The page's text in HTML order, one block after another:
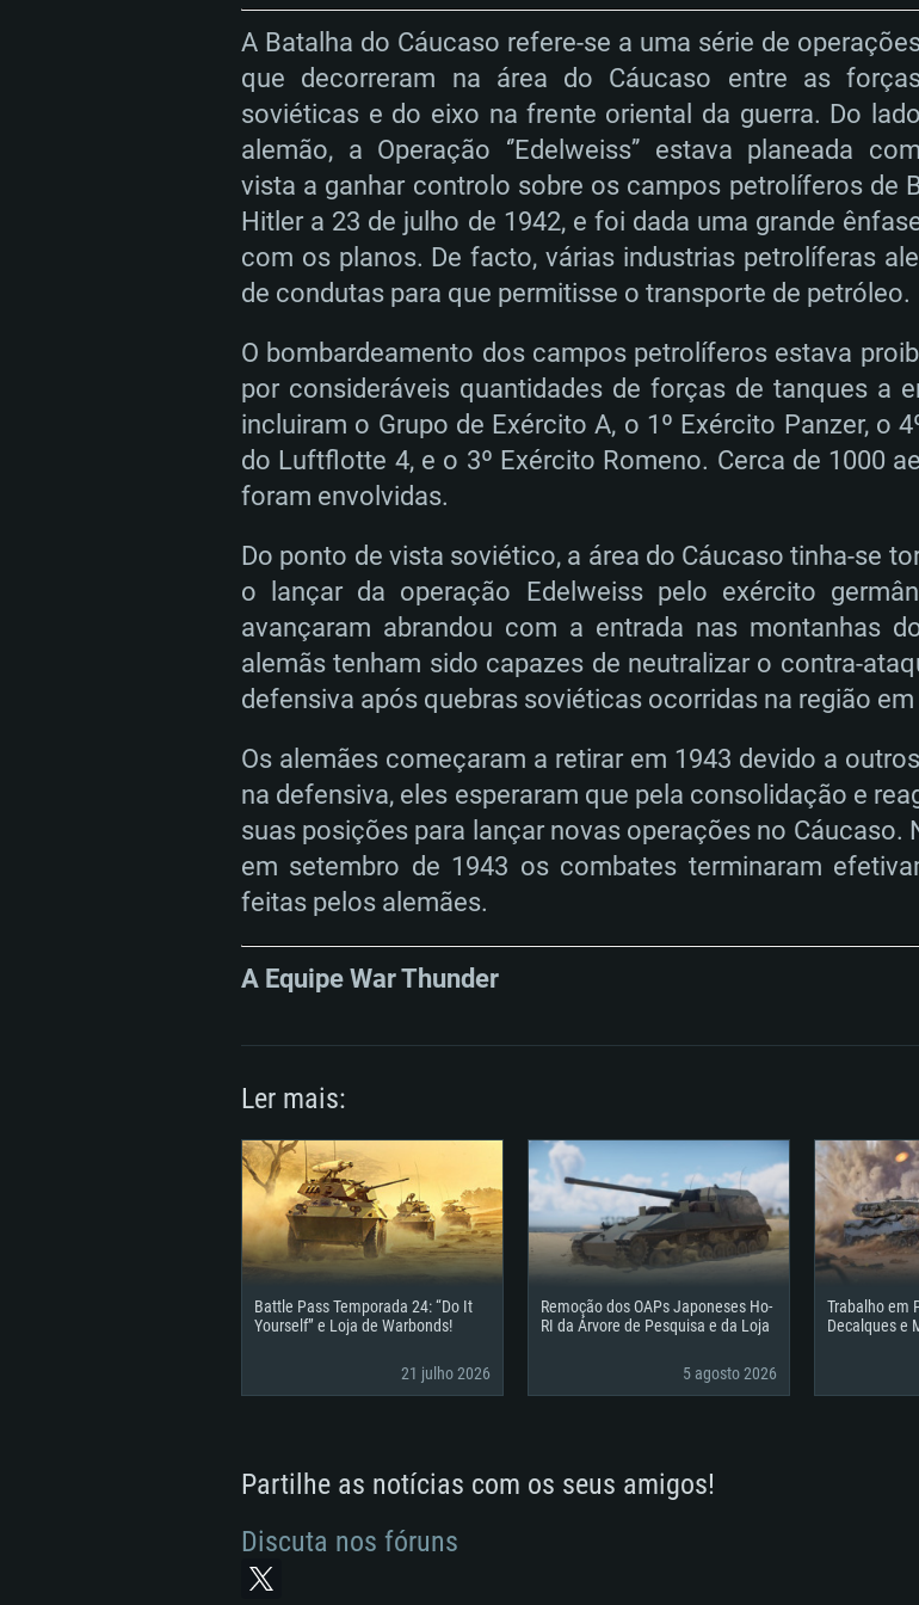
mínima suportada: 720p
Network: Internet de banda larga.
Disco: 23,1 GB
Nvidia
ou
Disco:
Placa Gráfica: Intel Iris Pro 5200 (Mac),
equivalentes AMD/Nvidia para Mac. Resolução
mínima suportada: 720p com suporte Metal.
Network: Internet de banda larga.
Disco: 21,5 GB
Disco:
recentes (não mais de 6 meses) / equivalentes
AMD com os drivers mais recentes com suporte
Vulkan (não mais de 6 meses); Resolução mínima
suportada: 720p.
Network: Internet de banda larga.
Disco: 21,5 GB
AMD
Vulkan.
Disco:
A Batalha do Cáucaso refere-se a uma série de
que decorreram na área do Cáucaso entre as
soviéticas e do eixo na frente oriental da guerra. Do lado
alemão, a Operação ‘’Edelweiss’’ estava planeada com
vista a ganhar controlo sobre os campos petrolíferos de
Hitler a 23 de julho de 1942, e foi dada uma grande
com os planos. De facto, várias industrias petrolíferas
de condutas para que permitisse o transporte de petróleo.
O bombardeamento dos campos petrolíferos estava
por consideráveis quantidades de forças de tanques a
incluiram o Grupo de Exército A, o 1º Exército Panzer, o
do Luftflotte 4, e o 3º Exército Romeno. Cerca de 1000
foram envolvidas.
Do ponto de vista soviético, a área do Cáucaso tinha-se
o lançar da operação Edelweiss pelo exército
avançaram abrandou com a entrada nas montanhas
alemãs tenham sido capazes de neutralizar o contra-
defensiva após quebras soviéticas ocorridas na região
Os alemães começaram a retirar em 1943 devido a
na defensiva, eles esperaram que pela consolidação e
suas posições para lançar novas operações no
em setembro de 1943 os combates terminaram
feitas pelos alemães.
A Equipe War Thunder
Ler mais:
Battle Pass Temporada 24: “Do It
Yourself” e Loja de Warbonds!
21 julho 2026
Remoção dos OAPs Japoneses Ho-
RI da Árvore de Pesquisa e da Loja
5 agosto 2026
Trabalho em
Decalques e
Partilhe as notícias com os seus amigos!
Discuta nos fóruns